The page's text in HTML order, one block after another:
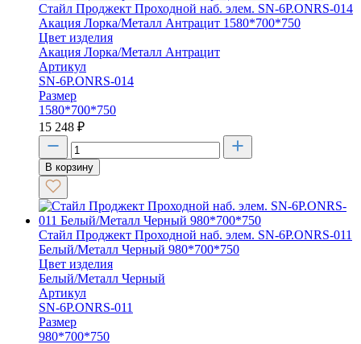
Стайл Проджект Проходной наб. элем. SN-6P.ONRS-014
Акация Лорка/Металл Антрацит 1580*700*750
Цвет изделия
Акация Лорка/Металл Антрацит
Артикул
SN-6P.ONRS-014
Размер
1580*700*750
15 248 ₽
В корзину
Стайл Проджект Проходной наб. элем. SN-6P.ONRS-011
Белый/Металл Черный 980*700*750
Цвет изделия
Белый/Металл Черный
Артикул
SN-6P.ONRS-011
Размер
980*700*750